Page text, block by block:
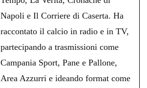
Napoli e Il Corriere di Caserta. Ha
raccontato il calcio in radio e in TV,
partecipando a trasmissioni come
Campania Sport, Pane e Pallone,
Area Azzurri e ideando format come